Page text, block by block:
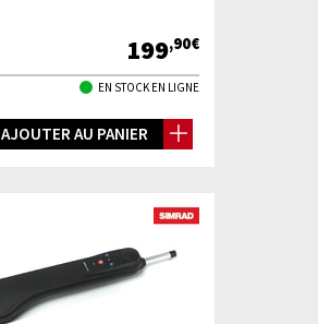
199,90€
EN STOCK EN LIGNE
AJOUTER AU PANIER